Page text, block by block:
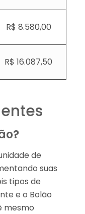
R$ 8.580,00
R$ 16.087,50
de
suas
tipos de
e o Bolão
mesmo